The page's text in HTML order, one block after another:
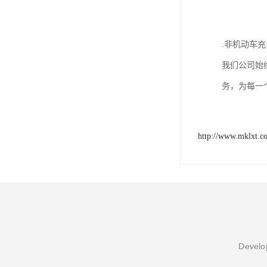
.非机动车
我们公司始
务，为每一
http://